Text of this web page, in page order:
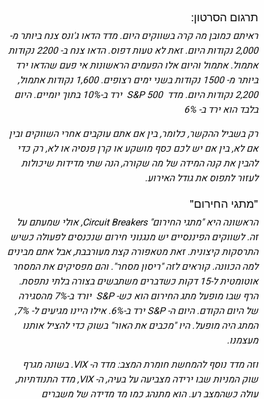
תרגום הסרטון:
ראיתם כמובן מה קרה בשווקים היום. מדד הדאו ג'ונס צנח ביותר מ-
2,000 נקודות היום. זאת לא טעות דפוס. הדאו צנח ב- 2200 נקודות
אתמול. אתמול והיום אלו הפעמים הראשונות אי פעם שהדאו ירד
ביותר מ- 1500 נקודות בשני ימים רצופים. 1,600 נקודות אתמול,
2,200 נקודות היום. מדד S&P 500 ירד ב-10% בתוך יומיים. היום
בלבד הוא ירד ב- 6%
רק בשביל ההקשר, כלומר, בין אם אתם עוקבים אחרי השווקים ובין
אם לא, בין אם יש לכם כסף מושקע או קרן פנסיה או לא, רק כדי
להבין את קנה המידה של מה שקורה, הנה שתי מדידות שיכולות
לעזור לתפוס את גודל האירוע.
"מתגי החירום"
הראשונה היא "מתגי החירום" Circuit Breakers, אולי שמעתם על
זה. לשווקים הפיננסיים יש מנגנוני חירום שנכנסים לפעולה כשיש
התרסקות קיצונית. זאת מטאפורה קצת מעורבבת, אבל אתם מבינים
למה הכוונה. קוראים לזה "ריסון מסחר". והם מפסיקים את המסחר
אוטומטית ל-15 דקות כשדברים משתבשים בצורה בלתי נתפסת.
הרף שבו מופעל מתג החירום הוא כש- S&P יורד ב-7% מהסגירה
של היום הקודם. היום ה- S&P ירד ב-6%. אילו היינו מגיעים ל- 7%,
המתג היה מופעל. היו "מכבים את האור" בשוק כדי להציל אותנו
מעצמנו.
וזה מדד נוסף להמחשת חומרת המצב: מדד ה- VIX. בשונה מגרף
שוק המניות שבו ירידה מצביעה על בעיה, ה- VIX, מדד התנודתיות,
עולה כשהמצב רע. הוא מתנהג כמו מד מדידה של משברים